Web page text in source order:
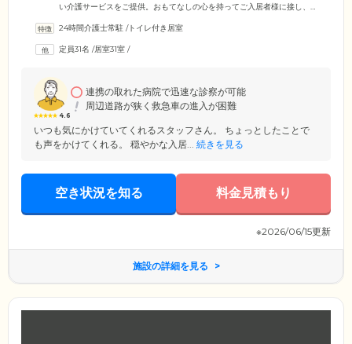
い介護サービスをご提供。おもてなしの心を持ってご入居者様に接し、
す。当ホームでは24時間365日、医療と介護が連携。緊急時には迅速に対
ルパーがご訪問し、介護や家事をサポートいたします。ご希望があれ
24時間介護士常駐 /トイレ付き居室
定員31名 /居室31室 /
4.6
連携の取れた病院で迅速な診察が可能
周辺道路が狭く救急車の進入が困難
いつも気にかけていてくれるスタッフさん。 ちょっとしたことで
も声をかけてくれる。 穏やかな入居... 続きを見る
空き状況を知る 料金見積もり
※2026/06/15更新
施設の詳細を見る